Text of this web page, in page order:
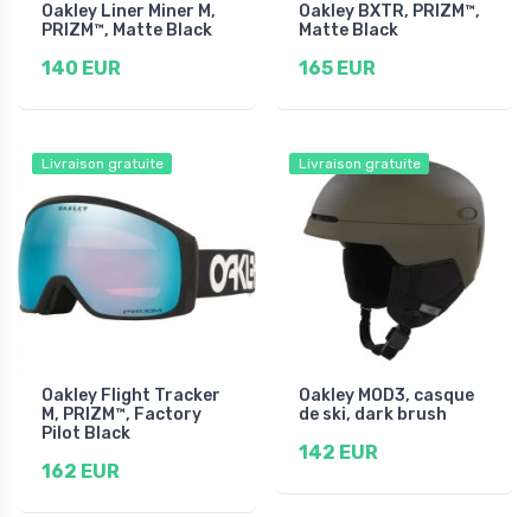
Oakley Liner Miner M,
PRIZM™, Matte Black
140 EUR
Oakley BXTR, PRIZM™,
Matte Black
165 EUR
Livraison gratuite
Oakley Flight Tracker
M, PRIZM™, Factory
Pilot Black
162 EUR
Livraison gratuite
Oakley MOD3, casque
de ski, dark brush
142 EUR